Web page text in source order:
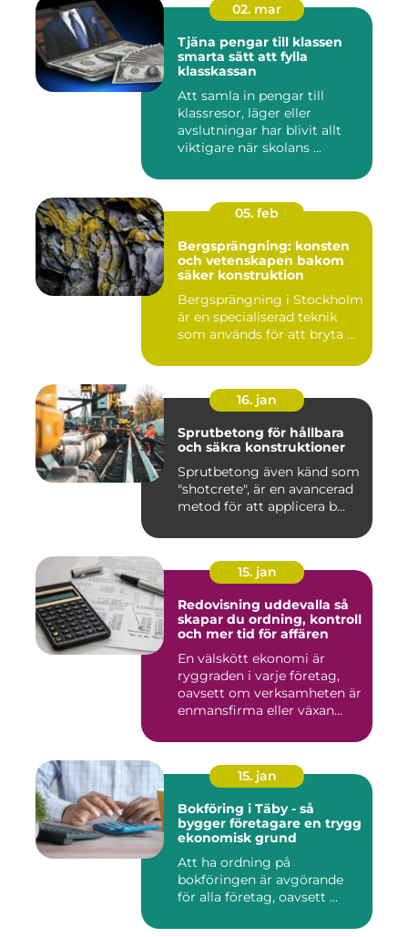
02. mar
Tjäna pengar till klassen
smarta sätt att fylla
klasskassan
Att samla in pengar till
klassresor, läger eller
avslutningar har blivit allt
viktigare när skolans ...
05. feb
Bergsprängning: konsten
och vetenskapen bakom
säker konstruktion
Bergsprängning i Stockholm
är en specialiserad teknik
som används för att bryta ...
16. jan
Sprutbetong för hållbara
och säkra konstruktioner
Sprutbetong även känd som
"shotcrete", är en avancerad
metod för att applicera b...
15. jan
Redovisning uddevalla så
skapar du ordning, kontroll
och mer tid för affären
En välskött ekonomi är
ryggraden i varje företag,
oavsett om verksamheten är
enmansfirma eller växan...
15. jan
Bokföring i Täby - så
bygger företagare en trygg
ekonomisk grund
Att ha ordning på
bokföringen är avgörande
för alla företag, oavsett ...